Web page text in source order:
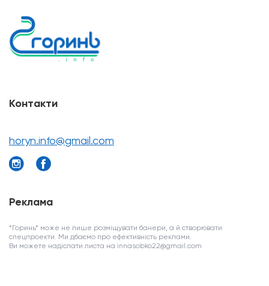
Контакти
horyn.info@gmail.com
Реклама
*Горинь* може не лише розміщувати банери, а й створювати
спецпроекти. Ми дбаємо про ефективність реклами.
Ви можете надіслати листа на innasobko22@gmail.com